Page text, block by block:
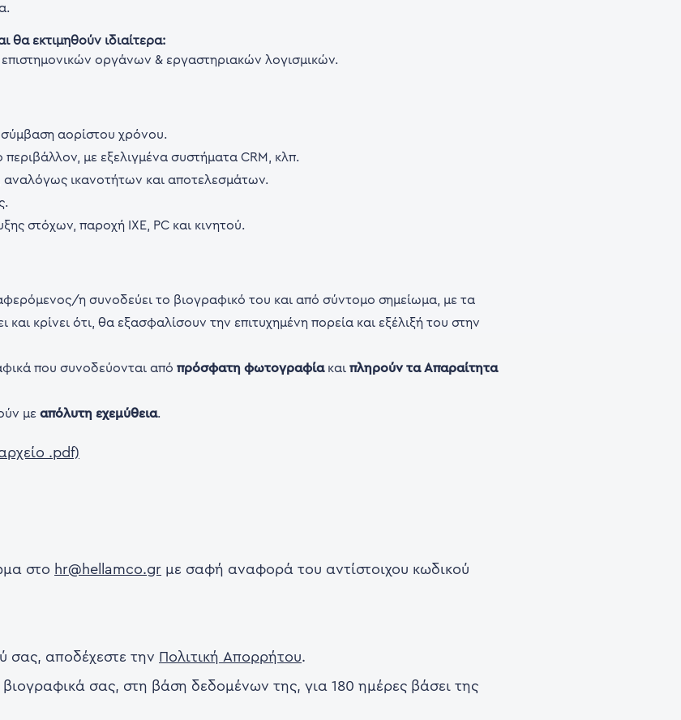
εκτιμηθούν ιδιαίτερα:
επιστημονικών οργάνων & εργαστηριακών λογισμικών.
αορίστου χρόνου.
με εξελιγμένα συστήματα CRM, κλπ.
αναλόγως ικανοτήτων και αποτελεσμάτων.
στόχων, παροχή ΙΧΕ, PC και κινητού.
η συνοδεύει το βιογραφικό του και από σύντομο σημείωμα, με τα
και κρίνει ότι, θα εξασφαλίσουν την επιτυχημένη πορεία και εξέλιξή του στην
που συνοδεύονται απόπρόσφατη φωτογραφίακαιπληρούν τα Απαραίτητα
μεαπόλυτη εχεμύθεια.
.pdf)
στο hr@hellamco.gr με σαφή αναφορά του αντίστοιχου κωδικού
σας, αποδέχεστε την Πολιτική Απορρήτου.
σας, στη βάση δεδομένων της, για 180 ημέρες βάσει της